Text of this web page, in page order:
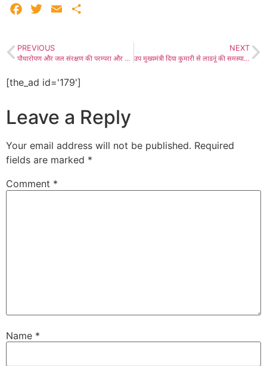
FacebookTwitterEmail
PREVIOUS
पौधारोपण और जल संरक्षण की परम्परा और पर्यावरण संस्कृति का आधार- नायब तहसीलदार बीरमसिंह सैनी, हरियालो राजस्थान के तहत मीठड़ी विद्यालय में वृक्षारोपण कर पर्यावरण संरक्षण का लिया संकल्प
NEXT
उप मुख्यमंत्री दिया कुमारी से लाडनूं की समस्याओं को लेकर विस्तार से चर्चा, भाजपा नेता ठाकुर करणीसिंह ने की सहयोग की अपील
[the_ad id='179']
Leave a Reply
Your email address will not be published. Required
fields are marked *
Comment *
Name *